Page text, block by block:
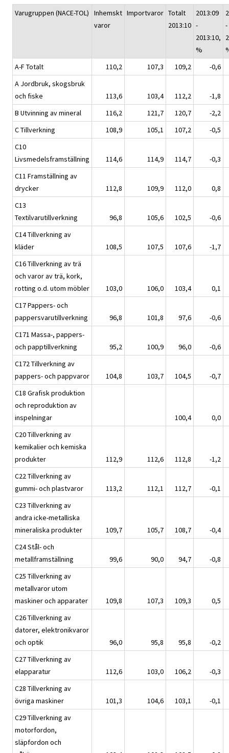
Varugruppen (NACE-TOL)
Inhemskt
varor
Importvaror Totalt
2013:10
2013:09
-
2013:10,
%
-
A-F Totalt
110,2 107,3 109,2
-0,6
A Jordbruk, skogsbruk
och fiske
113,6 103,4 112,2
-1,8
B Utvinning av mineral
116,2 121,7 120,7
-2,2
C Tillverkning
108,9 105,1 107,2
-0,5
C10
Livsmedelsframställning
114,6 114,9 114,7
-0,3
C11 Framställning av
drycker
112,8 109,9 112,0
0,8
C13
Textilvarutillverkning
96,8 105,6 102,5
-0,6
C14 Tillverkning av
kläder
108,5 107,5 107,6
-1,7
C16 Tillverkning av trä
och varor av trä, kork,
rotting o.d. utom möbler
103,0 106,0 103,4
0,1
C17 Pappers- och
pappersvarutillverkning
96,8 101,8 97,6
-0,6
C171 Massa-, pappers-
och papptillverkning
95,2 100,9 96,0
-0,6
C172 Tillverkning av
pappers- och pappvaror
104,8 103,7 104,5
-0,7
C18 Grafisk produktion
och reproduktion av
inspelningar
100,4
0,0
C20 Tillverkning av
kemikalier och kemiska
produkter
112,9 112,6 112,8
-1,2
C22 Tillverkning av
gummi- och plastvaror
113,2 112,1 112,7
-0,1
C23 Tillverkning av
andra icke-metalliska
mineraliska produkter
109,7 105,7 108,7
-0,4
C24 Stål- och
metallframställning
99,6 90,0 94,7
-0,8
C25 Tillverkning av
metallvaror utom
maskiner och apparater
109,8 107,3 109,3
0,5
C26 Tillverkning av
datorer, elektronikvaror
och optik
96,0 95,8 95,8
-0,2
C27 Tillverkning av
elapparatur
112,6 103,0 106,2
-0,3
C28 Tillverkning av
övriga maskiner
101,3 104,6 103,1
-0,1
C29 Tillverkning av
motorfordon,
släpfordon och